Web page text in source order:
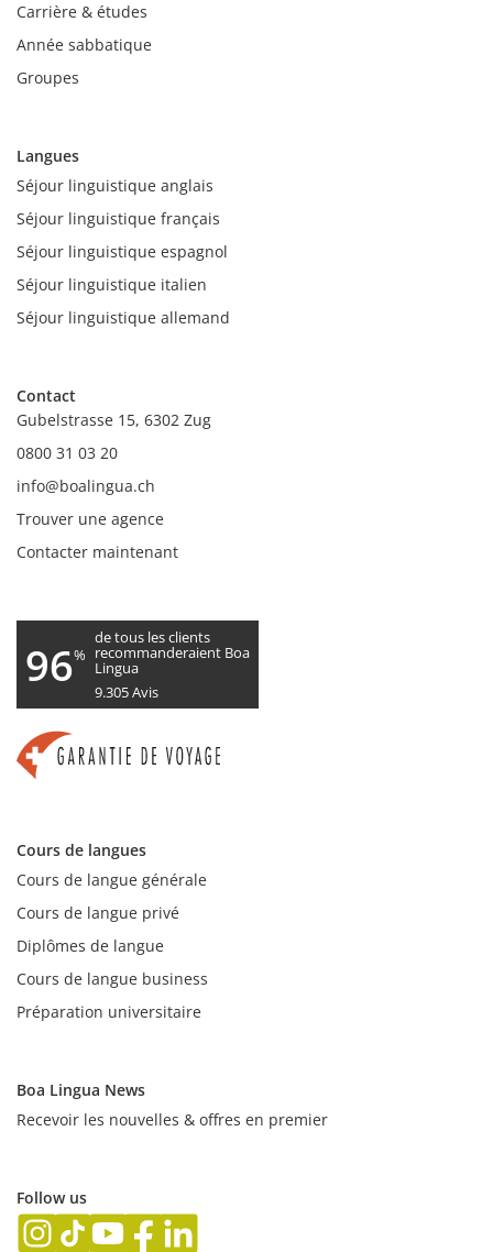
Carrière & études
Année sabbatique
Groupes
Langues
Séjour linguistique anglais
Séjour linguistique français
Séjour linguistique espagnol
Séjour linguistique italien
Séjour linguistique allemand
Contact
Gubelstrasse 15, 6302 Zug
0800 31 03 20
info@boalingua.ch
Trouver une agence
Contacter maintenant
96%
de tous les clients
recommanderaient Boa
Lingua
9.305Avis
Cours de langues
Cours de langue générale
Cours de langue privé
Diplômes de langue
Cours de langue business
Préparation universitaire
Boa Lingua News
Recevoir les nouvelles & offres en premier
Follow us